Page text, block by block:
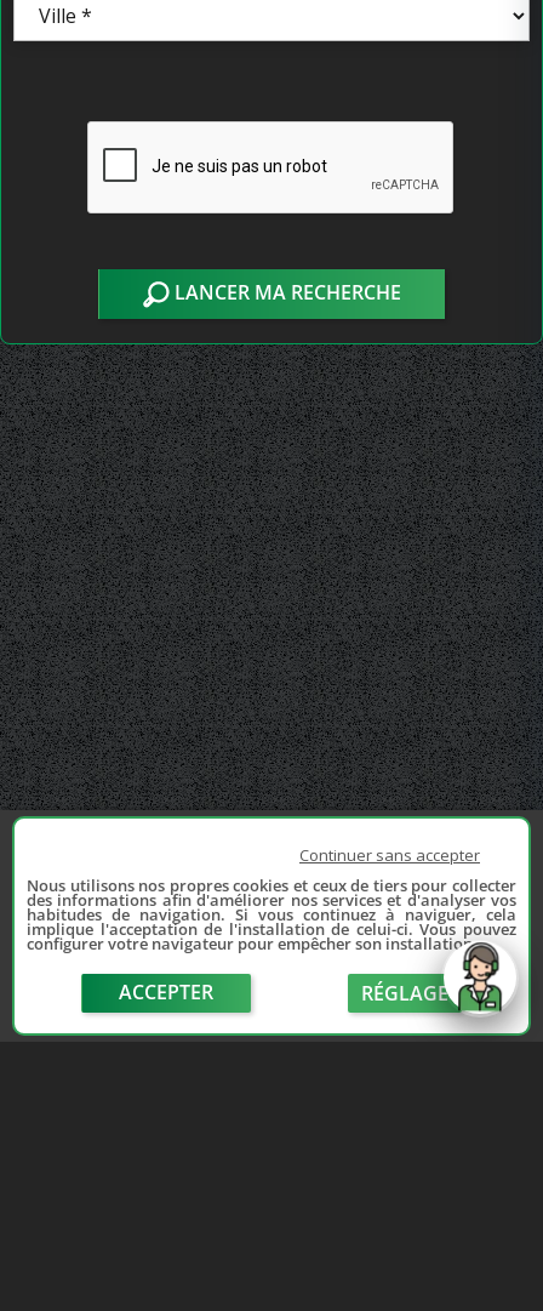
LANCER MA RECHERCHE
Continuer sans accepter
Nous utilisons nos propres cookies et ceux de tiers pour collecter
des informations afin d'améliorer nos services et d'analyser vos
habitudes de navigation. Si vous continuez à naviguer, cela
implique l'acceptation de l'installation de celui-ci. Vous pouvez
configurer votre navigateur pour empêcher son installation.
ACCEPTER RÉGLAGE